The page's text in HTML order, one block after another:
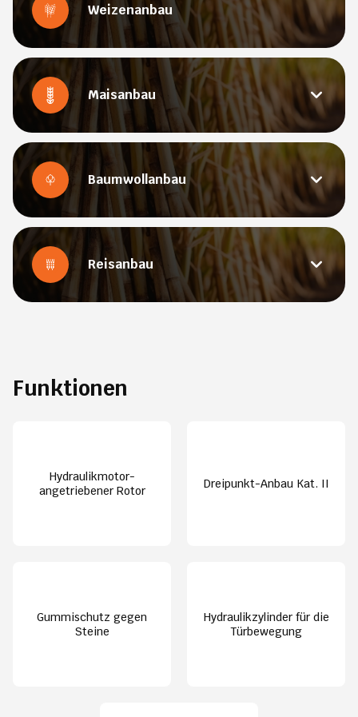
Weizenanbau
Maisanbau
Baumwollanbau
Reisanbau
Funktionen
Hydraulikmotor-
angetriebener Rotor
Dreipunkt-Anbau Kat. II
Gummischutz gegen
Steine
Hydraulikzylinder für die
Türbewegung